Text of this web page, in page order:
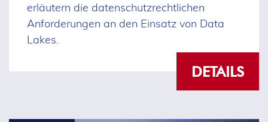
erläutern die datenschutzrechtlichen
Anforderungen an den Einsatz von Data
Lakes.
DETAILS